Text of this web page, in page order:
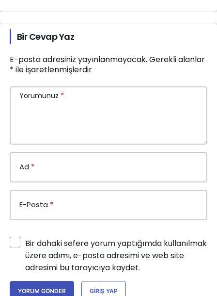
Bir Cevap Yaz
E-posta adresiniz yayınlanmayacak. Gerekli alanlar
* ile işaretlenmişlerdir
Yorumunuz *
Ad *
E-Posta *
Bir dahaki sefere yorum yaptığımda kullanılmak
üzere adımı, e-posta adresimi ve web site
adresimi bu tarayıcıya kaydet.
YORUM GÖNDER GIRIŞ YAP